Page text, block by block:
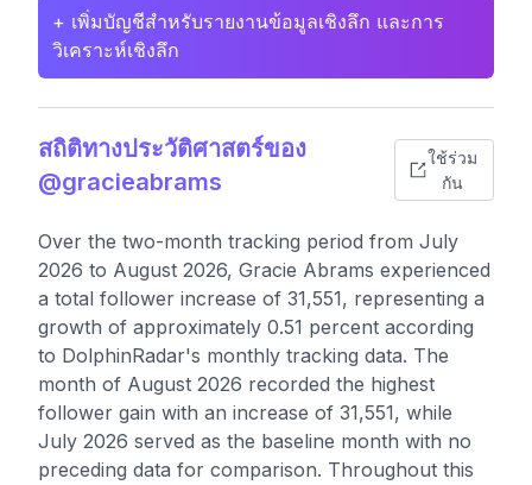
+ เพิ่มบัญชีสำหรับรายงานข้อมูลเชิงลึก และการ
วิเคราะห์เชิงลึก
สถิติทางประวัติศาสตร์ของ
@gracieabrams
ใช้ร่วม
กัน
Over the two-month tracking period from July
2026 to August 2026, Gracie Abrams experienced
a total follower increase of 31,551, representing a
growth of approximately 0.51 percent according
to DolphinRadar's monthly tracking data. The
month of August 2026 recorded the highest
follower gain with an increase of 31,551, while
July 2026 served as the baseline month with no
preceding data for comparison. Throughout this